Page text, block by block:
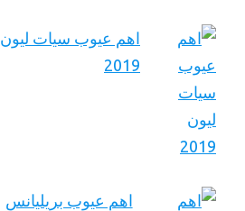
اهم عيوب سيات ليون
2019
اهم عيوب بريليانس